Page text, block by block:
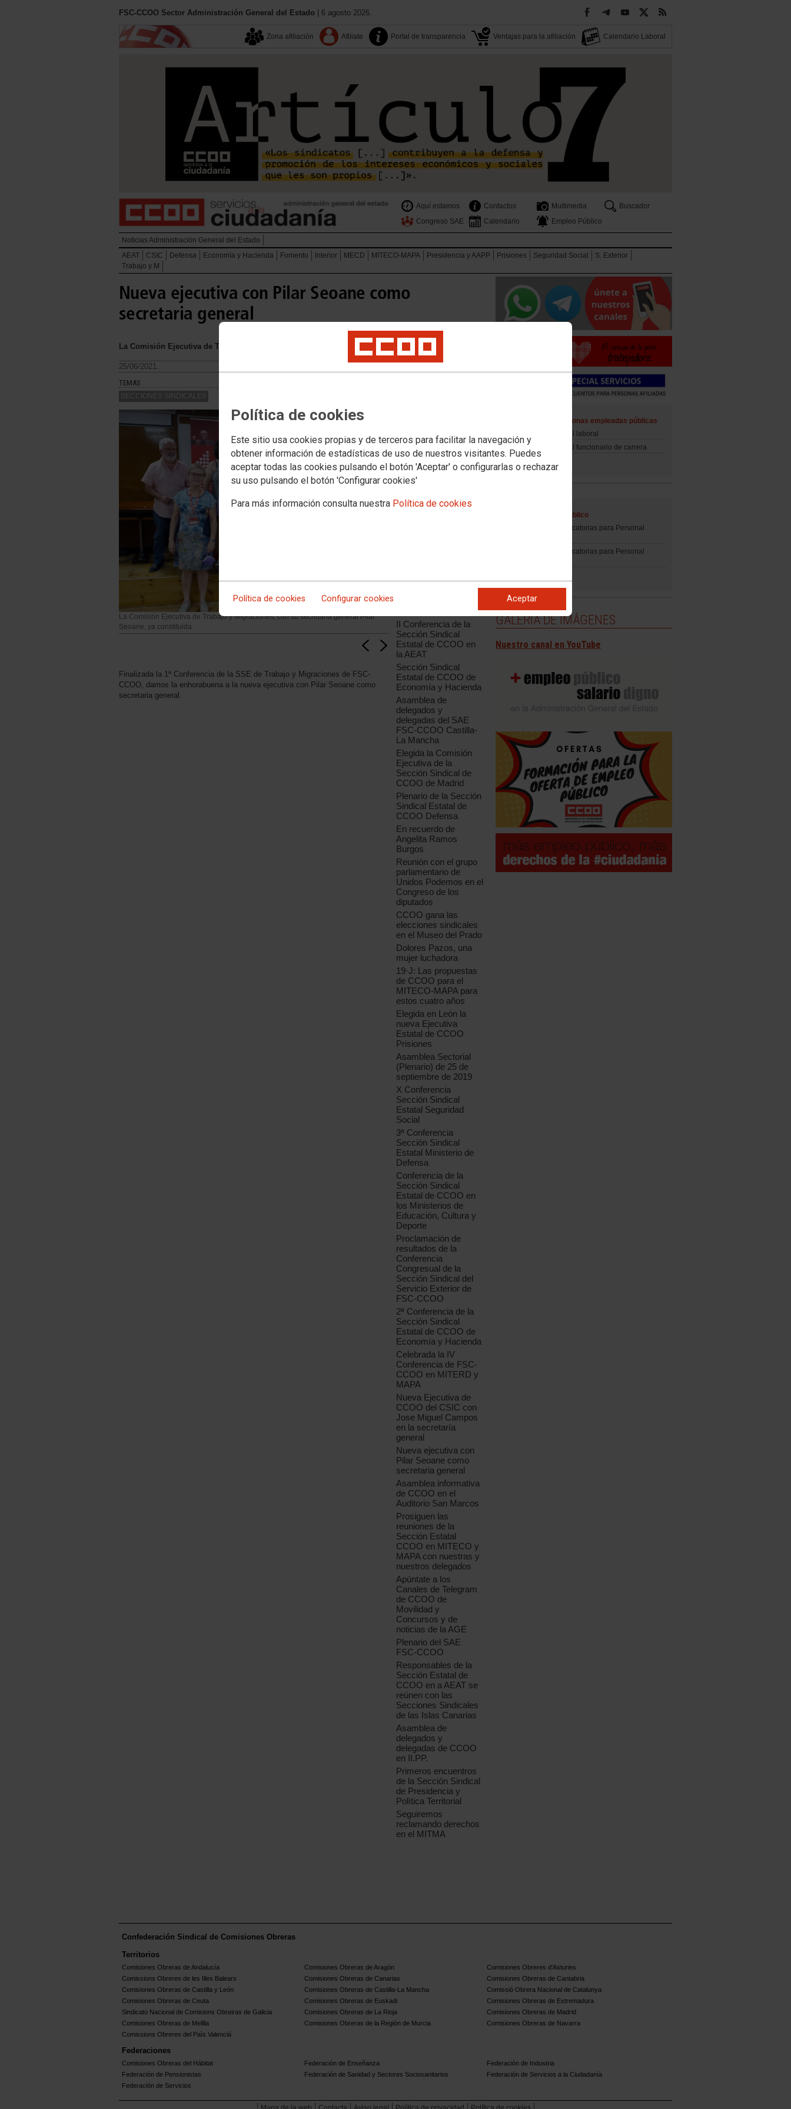
Política de cookies
Este sitio usa cookies propias y de terceros para facilitar la navegación y
obtener información de estadísticas de uso de nuestros visitantes. Puedes
aceptar todas las cookies pulsando el botón 'Aceptar' o configurarlas o rechazar
su uso pulsando el botón 'Configurar cookies'
Para más información consulta nuestra Política de cookies
Política de cookies Configurar cookies Aceptar
FSC-CCOO Sector Administración General del Estado | 6 agosto 2026.
Zona afiliación Afiliate Portal de transparencia Ventajas para la afiliación Calendario Laboral
Aquí estamos Contactos Multimedia
Buscador
Congreso SAE
Calendario Empleo Público
Noticias Administración General del Estado
AEAT
CSIC Defensa Economía y Hacienda Fomento Interior MECD MITECO-MAPA Presidencia y AAPP Prisiones Seguridad Social
S. Exterior
Trabajo y M
Nueva ejecutiva con Pilar Seoane como
secretaria general
La Comisión Ejecutiva de Trabajo y Migraciones, con su secretaria general, ya constituida.
25/06/2021.
TEMAS
SECCIONES SINDICALES
La Comisión Ejecutiva de Trabajo y Migraciones, con su secretaria general Pilar
Seoane, ya constituida.
Finalizada la 1ª Conferencia de la SSE de Trabajo y Migraciones de FSC-
CCOO, damos la enhorabuena a la nueva ejecutiva con Pilar Seoane como
secretaria general.
Sección Sindical
II Conferencia de la
Sección Sindical
Estatal de CCOO en
la AEAT
Sección Sindical
Estatal de CCOO de
Economía y Hacienda
Asamblea de
delegados y
delegadas del SAE
FSC-CCOO Castilla-
La Mancha
Elegida la Comisión
Ejecutiva de la
Sección Sindical de
CCOO de Madrid
Plenario de la Sección
Sindical Estatal de
CCOO Defensa
En recuerdo de
Angelita Ramos
Burgos
Reunión con el grupo
parlamentario de
Unidos Podemos en el
Congreso de los
diputados
CCOO gana las
elecciones sindicales
en el Museo del Prado
Dolores Pazos, una
mujer luchadora
19·J: Las propuestas
de CCOO para el
MITECO-MAPA para
estos cuatro años
Elegida en León la
nueva Ejecutiva
Estatal de CCOO
Prisiones
Asamblea Sectorial
(Plenario) de 25 de
septiembre de 2019
X Conferencia
Sección Sindical
Estatal Seguridad
Social
3ª Conferencia
Sección Sindical
Estatal Ministerio de
Defensa
Conferencia de la
Sección Sindical
Estatal de CCOO en
los Ministerios de
Educación, Cultura y
Deporte
Proclamación de
resultados de la
Conferencia
Congresual de la
Sección Sindical del
Servicio Exterior de
FSC-CCOO
2ª Conferencia de la
Sección Sindical
Estatal de CCOO de
Economía y Hacienda
Celebrada la IV
Conferencia de FSC-
CCOO en MITERD y
MAPA
Nueva Ejecutiva de
CCOO del CSIC con
Jose Miguel Campos
en la secretaría
general
Nueva ejecutiva con
Pilar Seoane como
secretaria general
Asamblea informativa
de CCOO en el
Auditorio San Marcos
Prosiguen las
reuniones de la
Sección Estatal
CCOO en MITECO y
MAPA con nuestras y
nuestros delegados
Apúntate a los
Canales de Telegram
de CCOO de
Movilidad y
Concursos y de
noticias de la AGE
Plenario del SAE
FSC-CCOO
Responsables de la
Sección Estatal de
CCOO en a AEAT se
reúnen con las
Secciones Sindicales
de las Islas Canarias
Asamblea de
delegados y
delegadas de CCOO
en II.PP.
Primeros encuentros
de la Sección Sindical
de Presidencia y
Política Territorial
Seguiremos
reclamando derechos
en el MITMA
Movilidad de las personas empleadas públicas
Movilidad del personal laboral
Movilidad del personal funcionario de carrera
Acceso al Empleo Público
Información de Convocatorias para Personal
Información de Convocatorias para Personal
GALERÍA DE IMÁGENES
Nuestro canal en YouTube
Confederación Sindical de Comisiones Obreras
Territorios
Comisiones Obreras de Andalucía Comisiones Obreras de Aragón
Comisiones Obreres d'Asturies
Comissions Obreres de les Illes Balears
Comisiones Obreras de Canarias
Comisiones Obreras de Cantabria
Comisiones Obreras de Castilla y León
Comisiones Obreras de Castilla-La Mancha
Comissió Obrera Nacional de Catalunya
Comisiones Obreras de Ceuta
Comisiones Obreras de Euskadi
Comisiones Obreras de Extremadura
Sindicato Nacional de Comisions Obreiras de Galicia
Comisiones Obreras de La Rioja
Comisiones Obreras de Madrid
Comisiones Obreras de Melilla
Comisiones Obreras de la Región de Murcia
Comisiones Obreras de Navarra
Comissions Obreres del Paìs Valenciá
Federaciones
Comisiones Obreras del Hábitat Federación de Enseñanza
Federación de Industria
Federación de Pensionistas
Federación de Sanidad y Sectores Sociosanitarios
Federación de Servicios a la Ciudadanía
Federación de Servicios